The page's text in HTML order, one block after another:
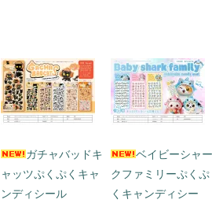
ガチャバッドキ
ャッツぷくぷくキャ
ンディシール
ベイビーシャー
クファミリーぷくぷ
くキャンディシー